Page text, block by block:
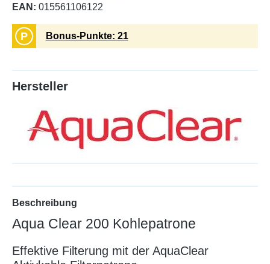
EAN: 015561106122
P Bonus-Punkte: 21
Hersteller
Beschreibung
Aqua Clear 200 Kohlepatrone
Effektive Filterung mit der AquaClear